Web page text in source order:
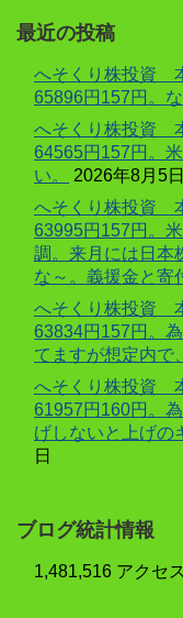
最近の投稿
へそくり株投資
65896円157円。
へそくり株投資
64565円157円。
い。
2026年8月5日
へそくり株投資
63995円157円。
調。来月には日本
な～。義援金と寄
へそくり株投資
63834円157円。
てますが想定内で
へそくり株投資
61957円160円。
げしないと上げの
日
ブログ統計情報
1,481,516 アクセス